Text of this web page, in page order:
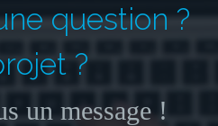
ne question ?
rojet ?
un message !